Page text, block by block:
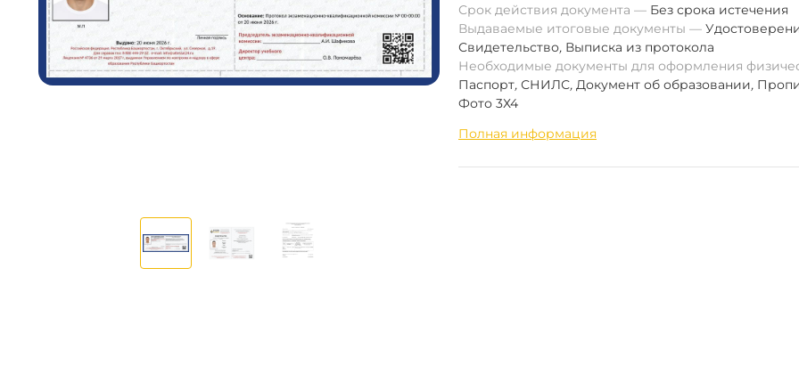
Срок действия документа
Без срока истечения
Выдаваемые итоговые документы
Свидетельство, Выписка из протокола
Необходимые документы для оформления
Паспорт, СНИЛС, Документ об образовании,
Фото 3Х4
Полная информация